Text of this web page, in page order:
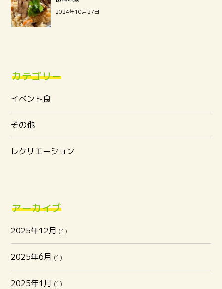
2024年10月27日
カテゴリー
イベント食
その他
レクリエーション
アーカイブ
2025年12月 (1)
2025年6月 (1)
2025年1月 (1)